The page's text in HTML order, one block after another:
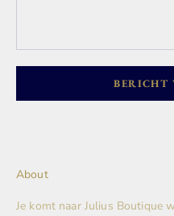
BERICHT
About
Je komt naar Julius Boutique